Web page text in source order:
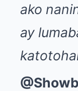
ako
ay